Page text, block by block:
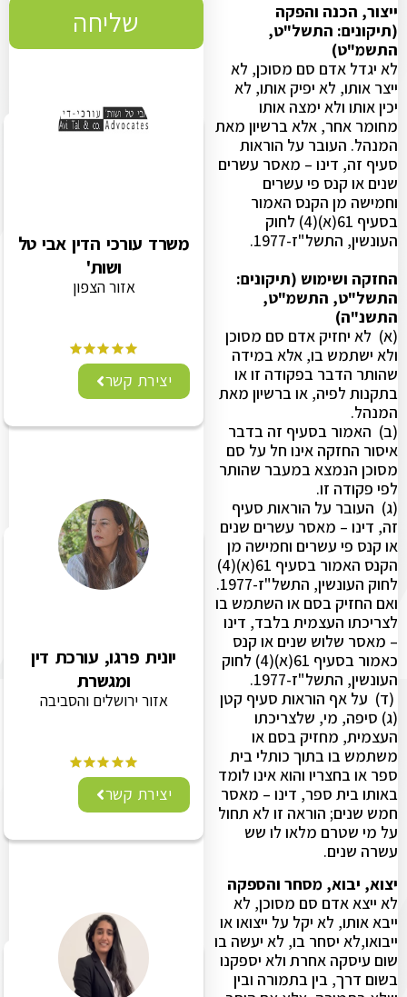
ייצור, הכנה והפקה
(תיקונים: התשל"ט,
התשמ"ט)
לא יגדל אדם סם מסוכן, לא
ייצר אותו, לא יפיק אותו, לא
יכין אותו ולא ימצה אותו
מחומר אחר, אלא ברשיון מאת
המנהל. העובר על הוראות
סעיף זה, דינו – מאסר עשרים
שנים או קנס פי עשרים
וחמישה מן הקנס האמור
בסעיף 61(א)(4) לחוק
העונשין, התשל"ז-1977.
החזקה ושימוש (תיקונים:
התשל"ט, התשמ"ט,
התשנ"ה)
(א) לא יחזיק אדם סם מסוכן
ולא ישתמש בו, אלא במידה
שהותר הדבר בפקודה זו או
בתקנות לפיה, או ברשיון מאת
המנהל.
(ב) האמור בסעיף זה בדבר
איסור החזקה אינו חל על סם
מסוכן הנמצא במעבר שהותר
לפי פקודה זו.
(ג) העובר על הוראות סעיף
זה, דינו – מאסר עשרים שנים
או קנס פי עשרים וחמישה מן
הקנס האמור בסעיף 61(א)(4)
לחוק העונשין, התשל"ז-1977.
ואם החזיק בסם או השתמש בו
לצריכתו העצמית בלבד, דינו
– מאסר שלוש שנים או קנס
כאמור בסעיף 61(א)(4) לחוק
העונשין, התשל"ז-1977.
(ד) על אף הוראות סעיף קטן
(ג) סיפה, מי, שלצריכתו
העצמית, מחזיק בסם או
משתמש בו בתוך כותלי בית
ספר או בחצריו והוא אינו לומד
באותו בית ספר, דינו – מאסר
חמש שנים; הוראה זו לא תחול
על מי שטרם מלאו לו שש
עשרה שנים.
יצוא, יבוא, מסחר והספקה
לא ייצא אדם סם מסוכן, לא
ייבא אותו, לא יקל על ייצואו או
ייבואו,לא יסחר בו, לא יעשה בו
שום עיסקה אחרת ולא יספקנו
בשום דרך, בין בתמורה ובין
שליחה
משרד עורכי הדין אבי טל
ושות'
אזור הצפון
יצירת קשר
יונית פרגו, עורכת דין
ומגשרת
אזור ירושלים והסביבה
יצירת קשר